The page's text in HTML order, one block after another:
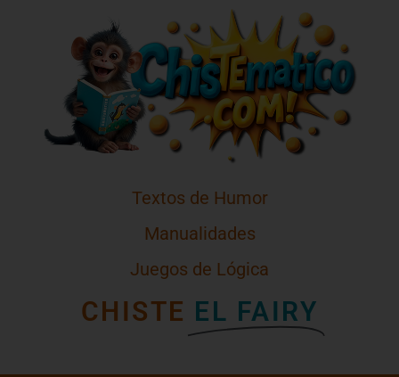
Textos de Humor
Manualidades
Juegos de Lógica
CHISTE EL FAIRY